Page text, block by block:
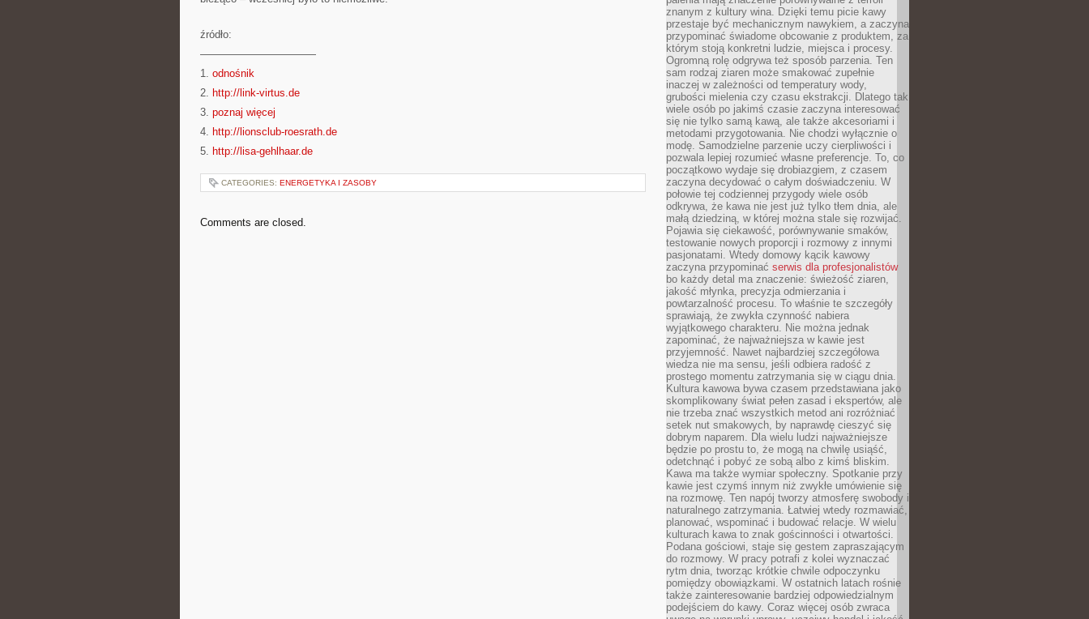
źródło:
———————————
1. odnośnik
2. http://link-virtus.de
3. poznaj więcej
4. http://lionsclub-roesrath.de
5. http://lisa-gehlhaar.de
CATEGORIES: ENERGETYKA I ZASOBY
Comments are closed.
znanym z kultury wina. Dzięki temu picie kawy
przestaje być mechanicznym nawykiem, a zaczyna
przypominać świadome obcowanie z produktem, za
którym stoją konkretni ludzie, miejsca i procesy.
Ogromną rolę odgrywa też sposób parzenia. Ten
sam rodzaj ziaren może smakować zupełnie
inaczej w zależności od temperatury wody,
grubości mielenia czy czasu ekstrakcji. Dlatego tak
wiele osób po jakimś czasie zaczyna interesować
się nie tylko samą kawą, ale także akcesoriami i
metodami przygotowania. Nie chodzi wyłącznie o
modę. Samodzielne parzenie uczy cierpliwości i
pozwala lepiej rozumieć własne preferencje. To, co
początkowo wydaje się drobiazgiem, z czasem
zaczyna decydować o całym doświadczeniu. W
połowie tej codziennej przygody wiele osób
odkrywa, że kawa nie jest już tylko tłem dnia, ale
małą dziedziną, w której można stale się rozwijać.
Pojawia się ciekawość, porównywanie smaków,
testowanie nowych proporcji i rozmowy z innymi
pasjonatami. Wtedy domowy kącik kawowy
zaczyna przypominać serwis dla profesjonalistów
bo każdy detal ma znaczenie: świeżość ziaren,
jakość młynka, precyzja odmierzania i
powtarzalność procesu. To właśnie te szczegóły
sprawiają, że zwykła czynność nabiera
wyjątkowego charakteru. Nie można jednak
zapominać, że najważniejsza w kawie jest
przyjemność. Nawet najbardziej szczegółowa
wiedza nie ma sensu, jeśli odbiera radość z
prostego momentu zatrzymania się w ciągu dnia.
Kultura kawowa bywa czasem przedstawiana jako
skomplikowany świat pełen zasad i ekspertów, ale
nie trzeba znać wszystkich metod ani rozróżniać
setek nut smakowych, by naprawdę cieszyć się
dobrym naparem. Dla wielu ludzi najważniejsze
będzie po prostu to, że mogą na chwilę usiąść,
odetchnąć i pobyć ze sobą albo z kimś bliskim.
Kawa ma także wymiar społeczny. Spotkanie przy
kawie jest czymś innym niż zwykłe umówienie się
na rozmowę. Ten napój tworzy atmosferę swobody i
naturalnego zatrzymania. Łatwiej wtedy rozmawiać,
planować, wspominać i budować relacje. W wielu
kulturach kawa to znak gościnności i otwartości.
Podana gościowi, staje się gestem zapraszającym
do rozmowy. W pracy potrafi z kolei wyznaczać
rytm dnia, tworząc krótkie chwile odpoczynku
pomiędzy obowiązkami. W ostatnich latach rośnie
także zainteresowanie bardziej odpowiedzialnym
podejściem do kawy. Coraz więcej osób zwraca